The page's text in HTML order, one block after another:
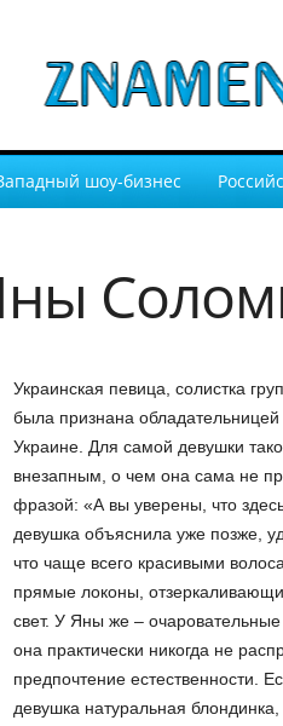
шоу-бизнес
Украинская певица, солистка
была признана
Украине. Для самой девушки
внезапным, о чем она сама не
фразой: «А вы уверены, что
девушка объяснила уже позже,
что чаще всего красивыми
прямые локоны,
свет. У Яны же –
она практически никогда не
предпочтение естественности.
девушка натуральная